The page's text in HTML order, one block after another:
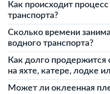
Как происходит
транспорта?
Сколько времени
водного транспорта?
Как долго продержится
на яхте, катере, лодке
Может ли оклеенная